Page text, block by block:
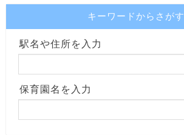
キーワードからさがす
駅名や住所を入力
保育園名を入力